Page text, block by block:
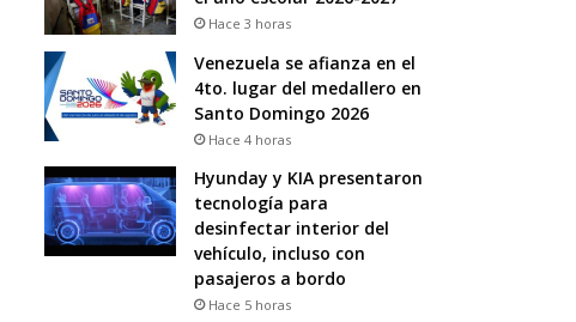
Hace 3 horas
Venezuela se afianza en el
4to. lugar del medallero en
Santo Domingo 2026
Hace 4 horas
Hyunday y KIA presentaron
tecnología para
desinfectar interior del
vehículo, incluso con
pasajeros a bordo
Hace 5 horas